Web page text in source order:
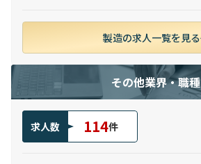
製造の求人一覧を見る
その他業界・職種
求人数 114件